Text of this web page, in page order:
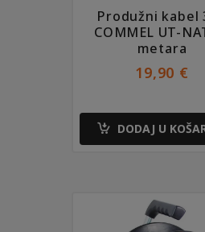
Produžni kabel
COMMEL UT-
metara
19,90 €
DODAJ U